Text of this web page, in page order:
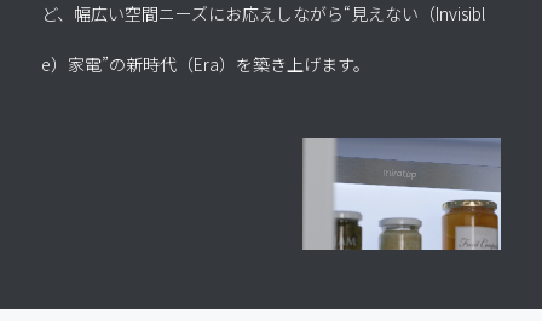
ど、 幅広い空間ニーズにお応えしながら“見えない（Invisibl
e）家電”の新時代（Era）を築き上げます。